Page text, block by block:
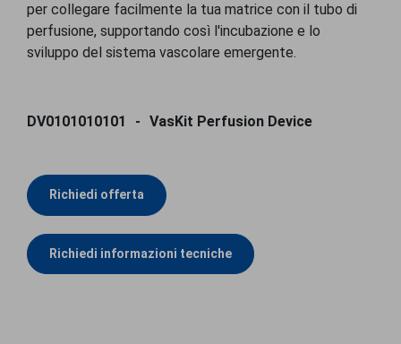
per collegare facilmente la tua matrice con il tubo di
perfusione, supportando così l'incubazione e lo
sviluppo del sistema vascolare emergente.
DV0101010101 VasKit Perfusion Device
Richiedi offerta
Richiedi informazioni tecniche